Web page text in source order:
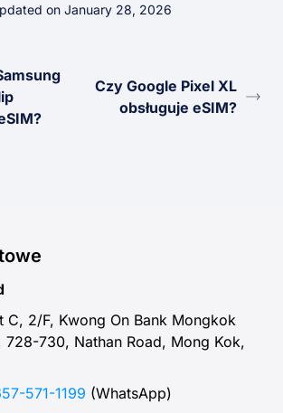
on January 28, 2026
Czy Google Pixel XL
obsługuje eSIM?
C, 2/F, Kwong On Bank Mongkok
728-730, Nathan Road, Mong Kok,
571-1199 (WhatsApp)